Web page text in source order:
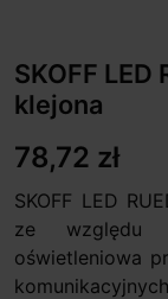
SKOFF LED
klejona
78,72 zł
SKOFF LED
ze względu
oświetleniowa